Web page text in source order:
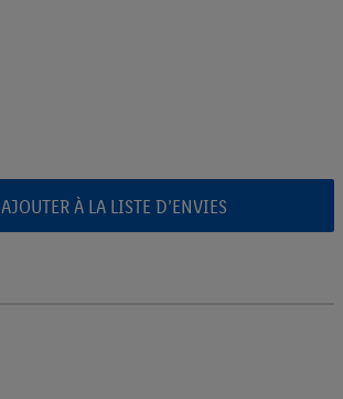
AJOUTER À LA LISTE D’ENVIES